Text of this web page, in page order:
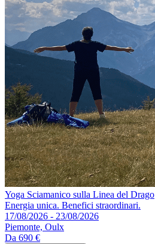
Yoga Sciamanico sulla Linea del Drago
Energia unica. Benefici straordinari.
17/08/2026 - 23/08/2026
Piemonte, Oulx
Da 690 €